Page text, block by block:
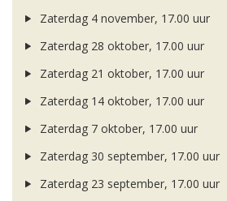
Zaterdag 4 november, 17.00 uur
Zaterdag 28 oktober, 17.00 uur
Zaterdag 21 oktober, 17.00 uur
Zaterdag 14 oktober, 17.00 uur
Zaterdag 7 oktober, 17.00 uur
Zaterdag 30 september, 17.00 uur
Zaterdag 23 september, 17.00 uur